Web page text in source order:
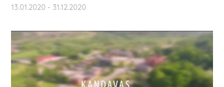
13.01.2020 - 31.12.2020